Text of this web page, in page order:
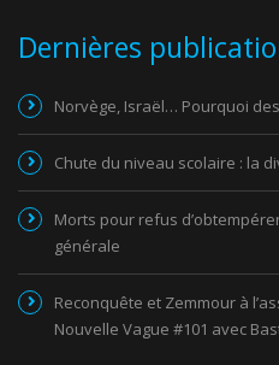
Dernières
Norvège, Israël… Pourquoi
Chute du niveau scolaire : la
Morts pour refus
générale
Reconquête et Zemmour à
Nouvelle Vague #101 avec